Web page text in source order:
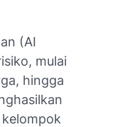
(AI
mulai
hingga